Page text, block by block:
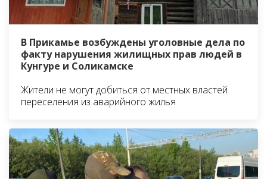
В Прикамье возбуждены уголовные дела по
факту нарушения жилищных прав людей в
Кунгуре и Соликамске
Жители не могут добиться от местных властей
переселения из аварийного жилья